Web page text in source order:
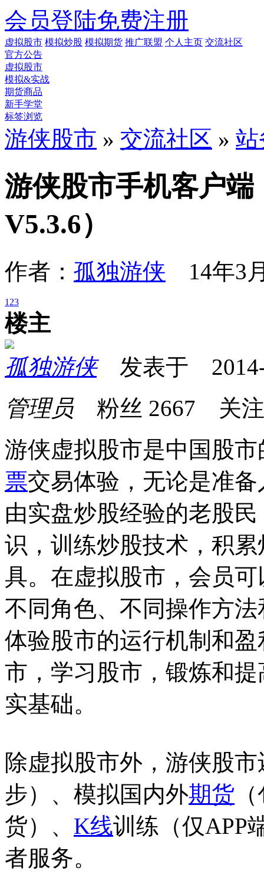
会员登陆免费注册
虚拟股市 模拟炒股 模拟期货 推广联盟 个人主页 交流社区
官方公告
虚拟股市
模拟&实战
期货商品
新手学堂
标签浏览
游侠股市 » 交流社区 » 站
游侠股市手机客户
V5.3.6）
作者： 孤独游侠 14年3
1 23
楼主
孤独游侠发表于 2014-
管理员 粉丝 2667 关
游侠虚拟股市是中国股
票交易体验，无论是准
由实盘炒股经验的老股
识，训练炒股技术，积
具。在虚拟股市，会员可
不同角色、不同操作方
体验股市的运行机制和
市，学习股市，锻炼和
实基础。
除虚拟股市外，游侠股
步）、模拟国内外期货
货）、 K线训练（仅APP
者服务。